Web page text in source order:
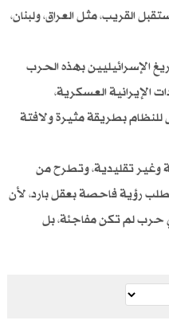
القريب، مثل العراق، ولبنان،
الإسرائيليين بهذه الحرب
الإيرانية العسكرية،
للنظام بطريقة مثيرة ولافتة
وغير تقليدية، وتطرح من
رؤية فاحصة بعقل بارد، لأن
حرب لم تكن مفاجئة، بل